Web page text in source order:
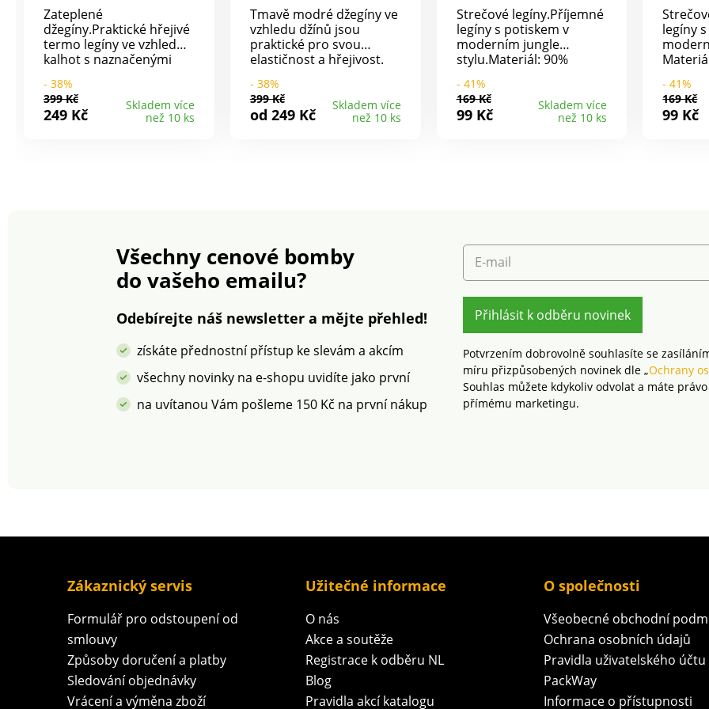
Zateplené
džegíny.Praktické hřejivé
termo legíny ve vzhledu
kalhot s naznačenými
vzadu.Materiál: 90%
polyester, 10% elastan.
- 38%
399 Kč
249 Kč
Skladem více
než 10 ks
Tmavě modré džegíny ve
vzhledu džínů jsou
praktické pro svou
elastičnost a hřejivost.
zimě a budete mít
jistotu, že vám zima
nebude. Materiál: 90%
- 38%
399 Kč
od 249 Kč
Skladem více
než 10 ks
Strečové legíny.Příjemné
legíny s potiskem v
moderním jungle
stylu.Materiál: 90%
- 41%
169 Kč
99 Kč
Skladem více
než 10 ks
Strečové
legíny
- 41%
169 Kč
99 Kč
Všechny cenové bomby
do vašeho emailu?
Odebírejte náš newsletter a mějte přehled!
získáte přednostní přístup ke slevám a akcím
všechny novinky na e-shopu uvidíte jako první
na uvítanou Vám pošleme 150 Kč na první nákup
E-mail
Přihlásit k odběru novinek
Potvrzením dobrovolně souhlasíte se
míru přizpůsobených novinek dle „Ochrany
Souhlas můžete kdykoliv odvolat a máte
přímému marketingu.
Zákaznický servis
Formulář pro odstoupení od
smlouvy
Způsoby doručení a platby
Sledování objednávky
Vrácení a výměna zboží
Užitečné informace
O nás
Akce a soutěže
Registrace k odběru NL
Blog
Pravidla akcí katalogu
O společnosti
Všeobecné obchodní
Ochrana osobních údajů
Pravidla uživatelského účtu
PackWay
Informace o přístupnosti